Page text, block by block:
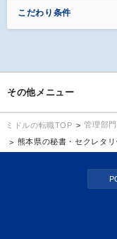
こだわり条件
その他メニュー
ミドルの転職TOP 管理部
熊本県の秘書・セクレタ